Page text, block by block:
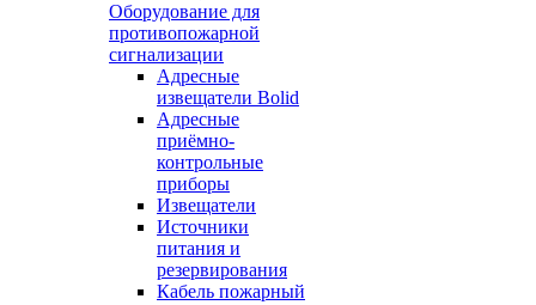
Оборудование для
противопожарной
сигнализации
Адресные
извещатели Bolid
Адресные
приёмно-
контрольные
приборы
Извещатели
Источники
питания и
резервирования
Кабель пожарный